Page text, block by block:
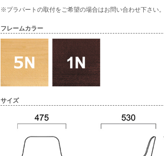
※プラパートの取付をご希望の場合はお問い合わせ下さい。
フレームカラー
サイズ